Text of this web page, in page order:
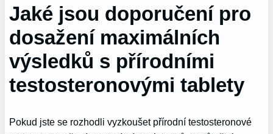
Jaké jsou doporučení pro
dosažení maximálních
výsledků s přírodními
testosteronovými tablety
Pokud jste se rozhodli vyzkoušet přírodní testosteronové